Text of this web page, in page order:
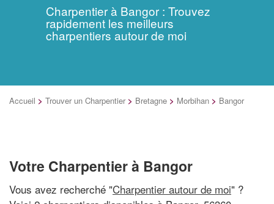
Charpentier à Bangor : Trouvez
rapidement les meilleurs
charpentiers autour de moi
Accueil > Trouver un Charpentier > Bretagne > Morbihan > Bangor
Votre Charpentier à Bangor
Vous avez recherché "Charpentier autour de moi" ?